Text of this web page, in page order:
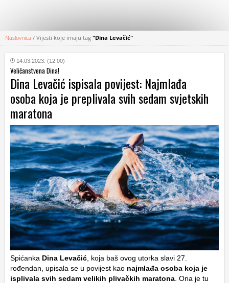
KATEGORIJE
HRVATSKI
WEB
Naslovnica / Vijesti koje imaju tag "Dina Levačić"
14.03.2023. (12:00)
Veličanstvena Dina!
Dina Levačić ispisala povijest: Najmlađa
osoba koja je preplivala svih sedam svjetskih
maratona
Spićanka Dina Levačić , koja baš ovog utorka slavi 27.
rođendan, upisala se u povijest kao najmlađa osoba koja je
isplivala svih sedam velikih plivačkih maratona . Ona je tu